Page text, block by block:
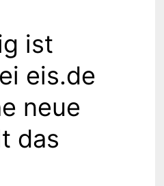
ist
eis.de
neue
das